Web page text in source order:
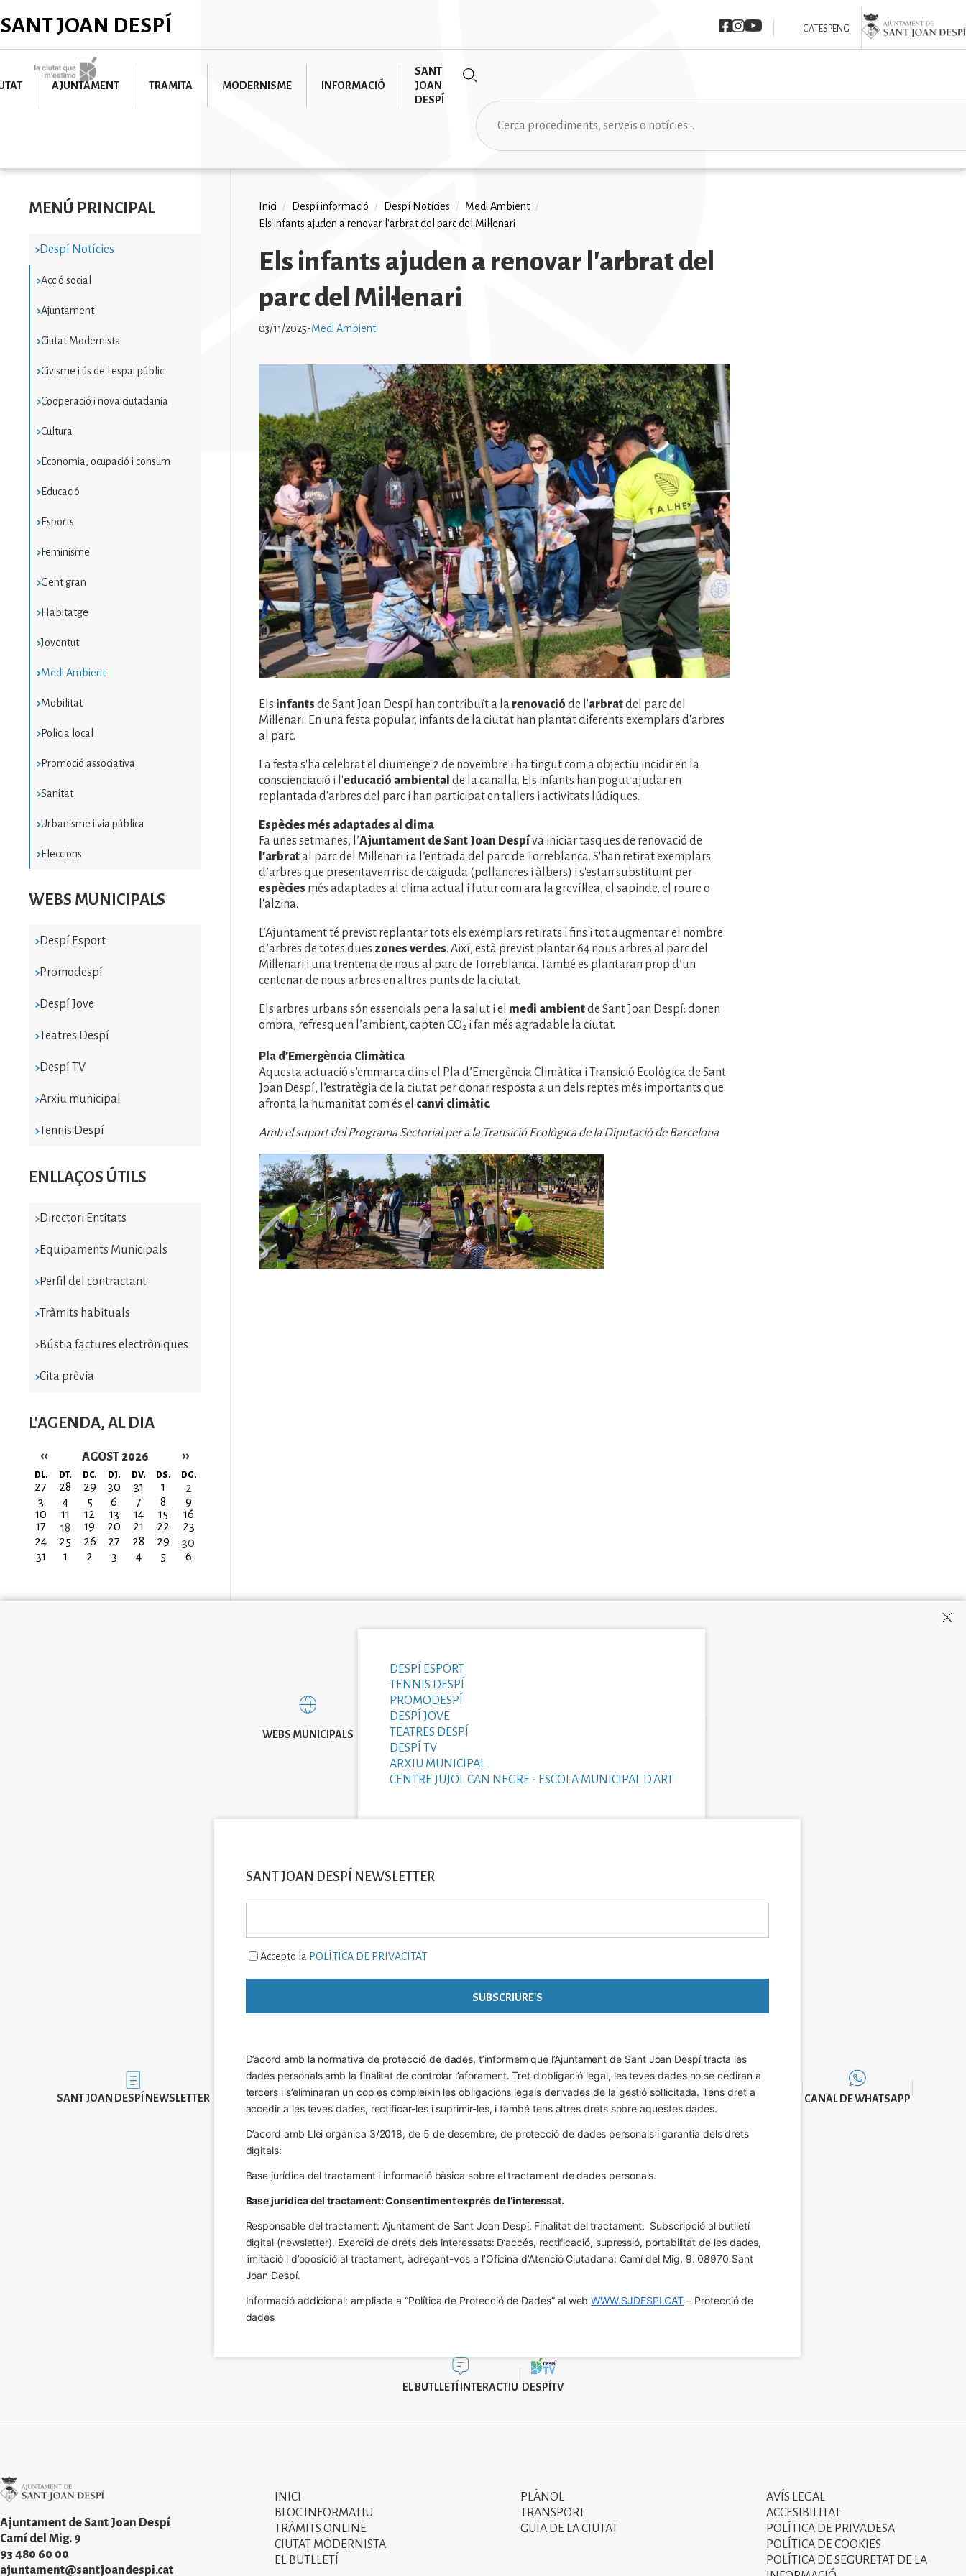
al
SANT JOAN DESPÍ Imatge
Imatge
Imatge CAT ESPENG
Imatge
Imatge
AJUNTAMENT TRAMITA MODERNISME INFORMACIÓ
SANT
JOAN
DESPÍ
Cerca
MENÚ PRINCIPAL
Despí Notícies
Acció social
Ajuntament
Ciutat Modernista
Civisme i ús de l'espai públic
Cooperació i nova ciutadania
Cultura
Economia, ocupació i consum
Educació
Esports
Feminisme
Gent gran
Habitatge
Joventut
Medi Ambient
Mobilitat
Policia local
Promoció associativa
Sanitat
Urbanisme i via pública
Eleccions
WEBS MUNICIPALS
Despí Esport
Promodespí
Despí Jove
Teatres Despí
Despí TV
Arxiu municipal
Tennis Despí
ENLLAÇOS ÚTILS
Directori Entitats
Equipaments Municipals
Perfil del contractant
Tràmits habituals
Bústia factures electròniques
Cita prèvia
L'AGENDA, AL DIA
AGOST 2026
Paginació
‹‹ ››
DL. DT. DC. DJ. DV. DS. DG.
27 28 29 30 31 1
2
3
4 5 6 7 8
9
10
11 12 13 14 15
16
17
18 19 20 21 22
23
24
25 26 27 28 29
30
31
1 2 3 4 5 6
Fil
d'ariadna
Inici / Despí informació / Despí Notícies / Medi Ambient /
Els infants ajuden a renovar l'arbrat del parc del Mil·lenari
Els infants ajuden a renovar l'arbrat del
parc del Mil·lenari
03/11/2025-Medi Ambient
Els infants de Sant Joan Despí han contribuït a la renovació de l'arbratdel parc del
Mil·lenari. En una festa popular, infants de la ciutat han plantat diferents exemplars d'arbres
al parc.
La festa s'ha celebrat el diumenge 2 de novembre i ha tingut com a objectiu incidir en la
conscienciació i l'educació ambiental de la canalla. Els infants han pogut ajudar en
replantada d'arbres del parc i han participat en tallers i activitats lúdiques.
Espècies més adaptades al clima
Fa unes setmanes, l’Ajuntament de Sant Joan Despí va iniciar tasques de renovació de
l’arbratal parc del Mil·lenari i a l’entrada del parc de Torreblanca. S'han retirat exemplars
d’arbres que presentaven risc de caiguda (pollancres i àlbers) i s'estan substituint per
espècies més adaptades al clima actual i futur com ara la grevíl·lea, el sapinde, el roure o
l'alzina.
L’Ajuntament té previst replantar tots els exemplars retirats i fins i tot augmentar el nombre
d’arbres de totes dues zones verdes. Així, està previst plantar 64 nous arbres al parc del
Mil·lenari i una trentena de nous al parc de Torreblanca. També es plantaran prop d’un
centenar de nous arbres en altres punts de la ciutat.
Els arbres urbans són essencials per a la salut i el medi ambientde Sant Joan Despí: donen
ombra, refresquen l’ambient, capten CO₂ i fan més agradable la ciutat.
Pla d’Emergència Climàtica
Aquesta actuació s’emmarca dins el Pla d’Emergència Climàtica i Transició Ecològica de Sant
Joan Despí, l’estratègia de la ciutat per donar resposta a un dels reptes més importants que
afronta la humanitat com és el canvi climàtic.
Amb el suport del Programa Sectorial per a la Transició Ecològica de la Diputació de Barcelona
Imatge Imatge
WEBS MUNICIPALS
DESPÍ ESPORT
TENNIS DESPÍ
PROMODESPÍ
DESPÍ JOVE
TEATRES DESPÍ
DESPÍ TV
ARXIU MUNICIPAL
CENTRE JUJOL CAN NEGRE - ESCOLA MUNICIPAL D'ART
Imatge
SANT JOAN DESPÍ NEWSLETTER
SANT JOAN DESPÍ NEWSLETTER
Accepto la POLÍTICA DE PRIVACITAT
D’acord amb la normativa de protecció de dades, t’informem que l’Ajuntament de Sant Joan Despí tracta les
dades personals amb la finalitat de controlar l’aforament. Tret d’obligació legal, les teves dades no se cediran a
tercers i s’eliminaran un cop es compleixin les obligacions legals derivades de la gestió sol·licitada. Tens dret a
accedir a les teves dades, rectificar-les i suprimir-les, i també tens altres drets sobre aquestes dades.
D’acord amb Llei orgànica 3/2018, de 5 de desembre, de protecció de dades personals i garantia dels drets
digitals:
Base jurídica del tractament i informació bàsica sobre el tractament de dades personals.
Base jurídica del tractament: Consentiment exprés de l’interessat.
Responsable del tractament: Ajuntament de Sant Joan Despí. Finalitat del tractament:  Subscripció al butlletí
digital (newsletter). Exercici de drets dels interessats: D’accés, rectificació, supressió, portabilitat de les dades,
limitació i d’oposició al tractament, adreçant-vos a l’Oficina d’Atenció Ciutadana: Camí del Mig, 9. 08970 Sant
Joan Despí.
Informació addicional: ampliada a “Política de Protecció de Dades” al web WWW.SJDESPI.CAT – Protecció de
dades
CANAL DE WHATSAPP
EL BUTLLETÍ INTERACTIU DESPÍTV
Imatge
Ajuntament de Sant Joan Despí
Camí del Mig. 9
93 480 60 00
ajuntament@santjoandespi.cat
Primer
menú
INICI
BLOC INFORMATIU
TRÀMITS ONLINE
CIUTAT MODERNISTA
EL BUTLLETÍ
Segon
menú
PLÀNOL
TRANSPORT
GUIA DE LA CIUTAT
Tercer
menú
peu
AVÍS LEGAL
ACCESIBILITAT
POLÍTICA DE PRIVADESA
POLÍTICA DE COOKIES
POLÍTICA DE SEGURETAT DE LA